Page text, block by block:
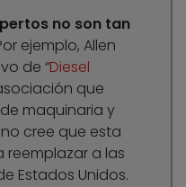
no son tan
ejemplo, Allen
de “Diesel
que
maquinaria y
cree que esta
a las
Estados Unidos.